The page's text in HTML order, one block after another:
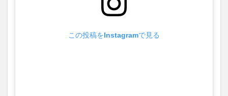
この投稿をInstagramで見る